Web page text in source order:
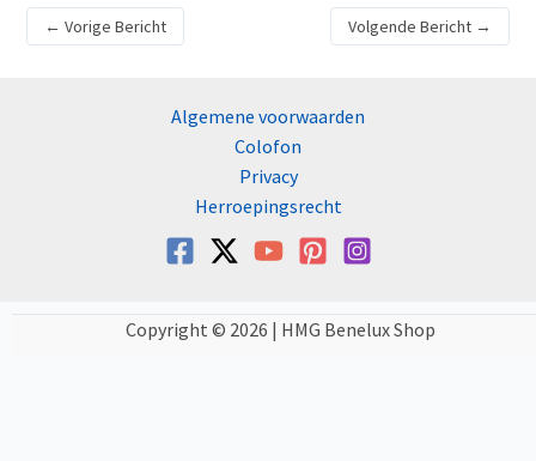
← Vorige Bericht Volgende Bericht →
Algemene voorwaarden
Colofon
Privacy
Herroepingsrecht
Copyright © 2026 | HMG Benelux Shop